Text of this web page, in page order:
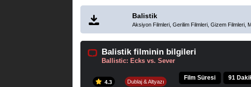
Balistik
Aksiyon Filmleri, Gerilim Filmleri, Gizem Filmleri,
Balistik filminin bilgileri
Ballistic: Ecks vs. Sever
4.3 Dublaj & Altyazı
Film Süresi 91